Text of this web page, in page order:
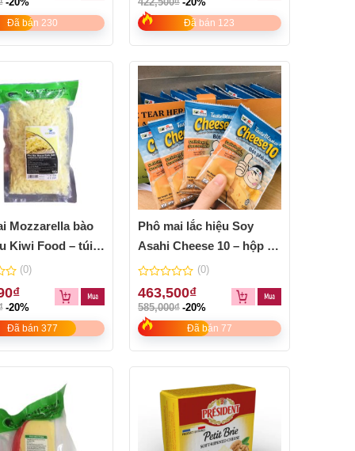
Đã bán 230
of
5
Đã bán 123
Mozzarella bào
Kiwi Food – túi
(0)
₫
-20%
Đã bán 377
Phô mai lắc hiệu Soy
Asahi Cheese 10 – hộp 18
gói
0
out
of
5
(0)
463,500₫
585,000₫ -20%
Đã bán 77